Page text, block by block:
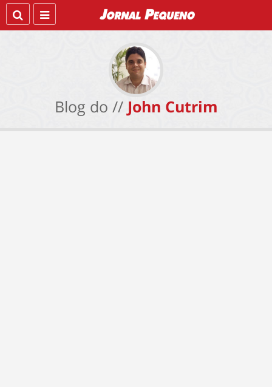
Blog do // John Cutrim